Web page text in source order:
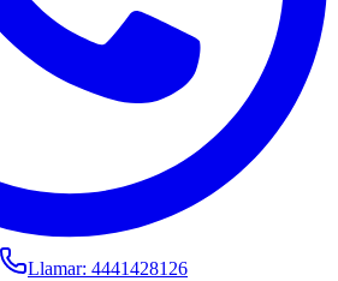
Llamar: 4441428126